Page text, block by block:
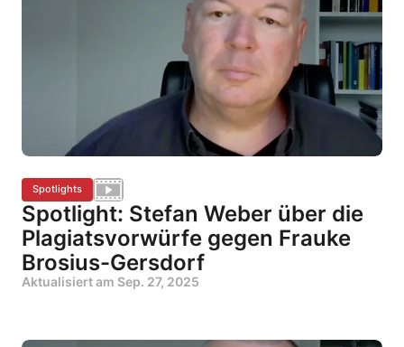
Spotlights
Spotlight: Stefan Weber über die
Plagiatsvorwürfe gegen Frauke
Brosius-Gersdorf
Aktualisiert am Sep. 27, 2025